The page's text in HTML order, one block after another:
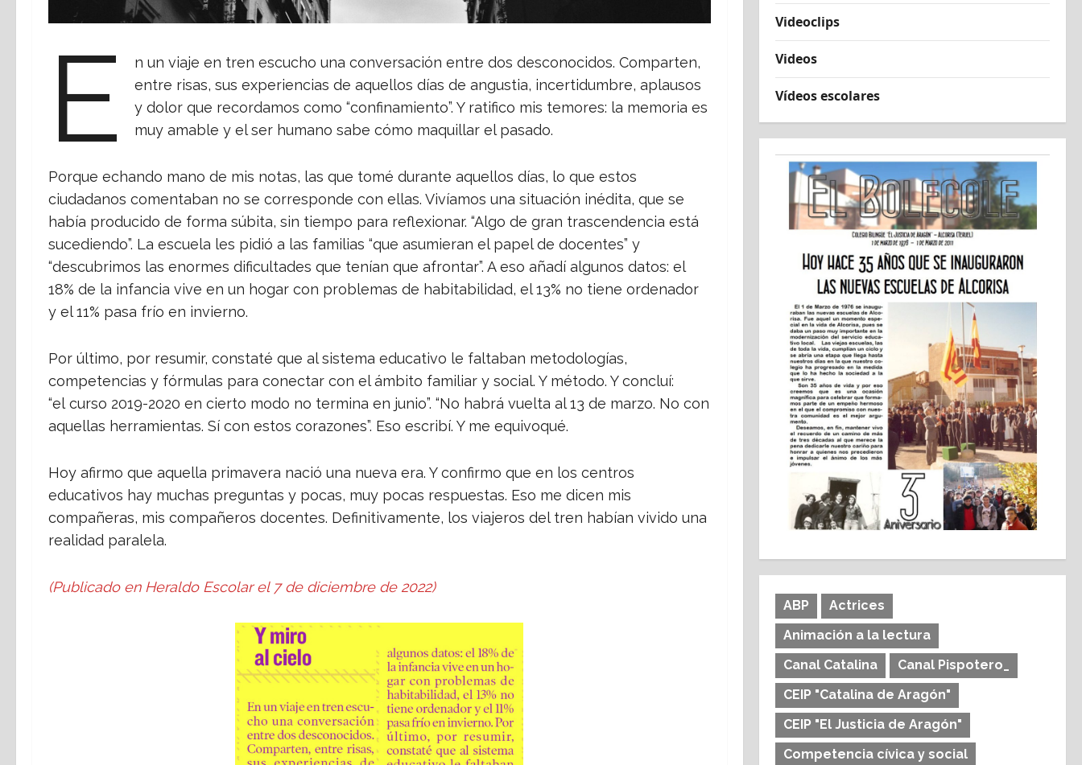
E
n un viaje en tren escucho una conversación entre dos desconocidos. Comparten,
entre risas, sus experiencias de aquellos días de angustia, incertidumbre, aplausos
y dolor que recordamos como “confinamiento”. Y ratifico mis temores: la memoria es
muy amable y el ser humano sabe cómo maquillar el pasado.
Porque echando mano de mis notas, las que tomé durante aquellos días, lo que estos
ciudadanos comentaban no se corresponde con ellas. Vivíamos una situación inédita, que se
había producido de forma súbita, sin tiempo para reflexionar. “Algo de gran trascendencia está
sucediendo”. La escuela les pidió a las familias “que asumieran el papel de docentes” y
“descubrimos las enormes dificultades que tenían que afrontar”. A eso añadí algunos datos: el
18% de la infancia vive en un hogar con problemas de habitabilidad, el 13% no tiene ordenador
y el 11% pasa frío en invierno.
Por último, por resumir, constaté que al sistema educativo le faltaban metodologías,
competencias y fórmulas para conectar con el ámbito familiar y social. Y método. Y concluí:
“el curso 2019-2020 en cierto modo no termina en junio”. “No habrá vuelta al 13 de marzo. No con
aquellas herramientas. Sí con estos corazones”. Eso escribí. Y me equivoqué.
Hoy afirmo que aquella primavera nació una nueva era. Y confirmo que en los centros
educativos hay muchas preguntas y pocas, muy pocas respuestas. Eso me dicen mis
compañeras, mis compañeros docentes. Definitivamente, los viajeros del tren habían vivido una
realidad paralela.
(Publicado en Heraldo Escolar el 7 de diciembre de 2022)
Videoclips
Videos
Vídeos escolares
ABP
Actrices
Animación a la lectura
Canal Catalina
Canal Pispotero_
CEIP "Catalina de Aragón"
CEIP "El Justicia de Aragón"
Competencia cívica y social